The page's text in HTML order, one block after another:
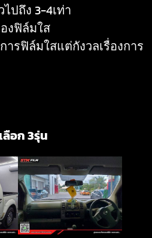
ปถึง 3-4เท่า
งฟิล์มใส
รฟิล์มใสแต่กังวลเรื่องการ
อก 3รุ่น